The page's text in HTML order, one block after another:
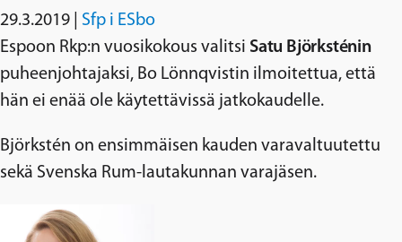
29.3.2019
Sfp i ESbo
Espoon Rkp:n vuosikokous valitsi Satu Björksténin
puheenjohtajaksi, Bo Lönnqvistin ilmoitettua, että
hän ei enää ole käytettävissä jatkokaudelle.
Björkstén on ensimmäisen kauden varavaltuutettu
sekä Svenska Rum-lautakunnan varajäsen.